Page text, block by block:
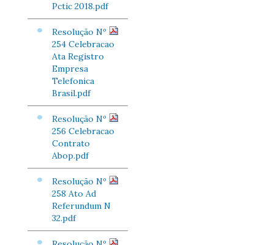
Pctic 2018.pdf
Resolução Nº
254 Celebracao
Ata Registro
Empresa
Telefonica
Brasil.pdf
Resolução Nº
256 Celebracao
Contrato
Abop.pdf
Resolução Nº
258 Ato Ad
Referundum N
32.pdf